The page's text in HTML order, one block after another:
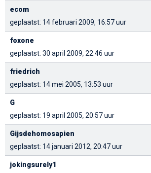
ecom
geplaatst: 14 februari 2009, 16:57 uur
foxone
geplaatst: 30 april 2009, 22:46 uur
friedrich
geplaatst: 14 mei 2005, 13:53 uur
G
geplaatst: 19 april 2005, 20:57 uur
Gijsdehomosapien
geplaatst: 14 januari 2012, 20:47 uur
jokingsurely1